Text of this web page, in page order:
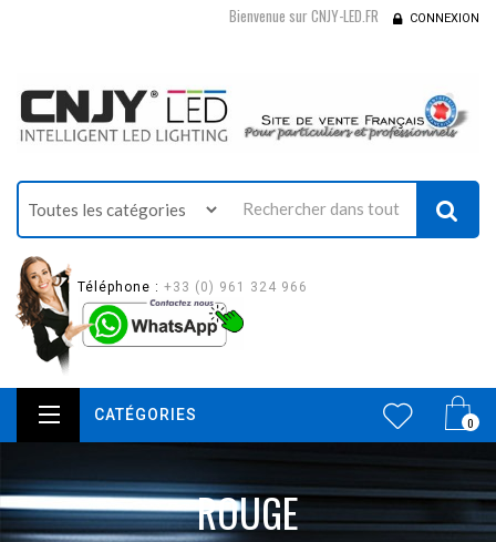
Bienvenue sur CNJY-LED.FR CONNEXION
Téléphone : +33 (0) 961 324 966
0
CATÉGORIES
ROUGE